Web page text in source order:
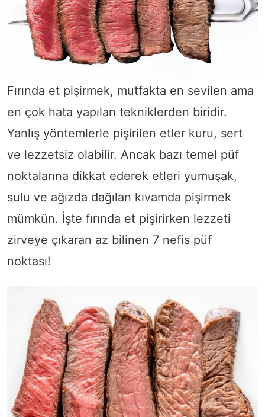
Fırında et pişirmek, mutfakta en sevilen ama
en çok hata yapılan tekniklerden biridir.
Yanlış yöntemlerle pişirilen etler kuru, sert
ve lezzetsiz olabilir. Ancak bazı temel püf
noktalarına dikkat ederek etleri yumuşak,
sulu ve ağızda dağılan kıvamda pişirmek
mümkün. İşte fırında et pişirirken lezzeti
zirveye çıkaran az bilinen 7 nefis püf
noktası!